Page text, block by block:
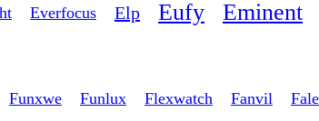
Eminent
Eufy
Elp
Everfocus
Fanvil
Flexwatch
Funlux
Funxwe